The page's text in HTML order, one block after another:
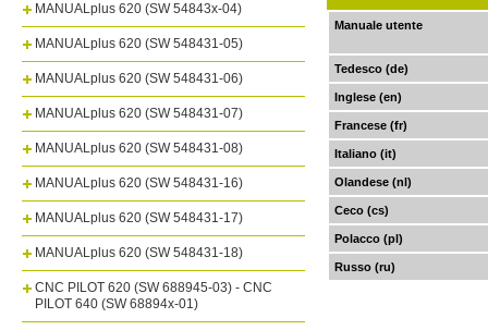
MANUALplus 620 (SW 54843x-04)
MANUALplus 620 (SW 548431-05)
MANUALplus 620 (SW 548431-06)
MANUALplus 620 (SW 548431-07)
MANUALplus 620 (SW 548431-08)
MANUALplus 620 (SW 548431-16)
MANUALplus 620 (SW 548431-17)
MANUALplus 620 (SW 548431-18)
CNC PILOT 620 (SW 688945-03) - CNC
PILOT 640 (SW 68894x-01)
Manuale utente
Tedesco (de)
Inglese (en)
Francese (fr)
Italiano (it)
Olandese (nl)
Ceco (cs)
Polacco (pl)
Russo (ru)